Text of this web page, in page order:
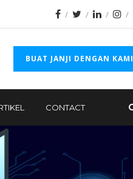
BUAT JANJI DENGAN KAMI
CONTACT